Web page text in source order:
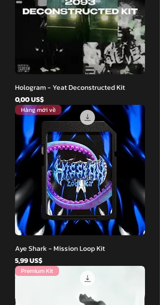
Hologram - Yeat Deconstructed Kit
Giá
0,00 US$
Hàng mới về
Aye Shark - Mission Loop Kit
Giá
5,99 US$
Premium Kit